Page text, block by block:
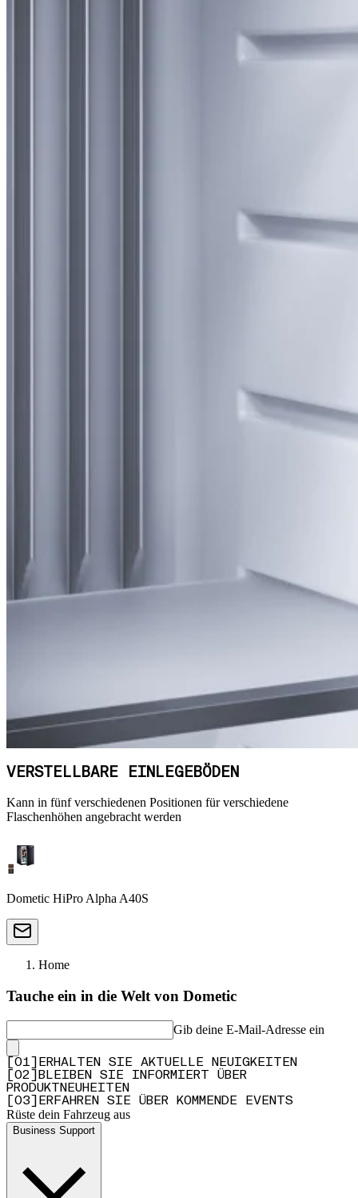
VERSTELLBARE EINLEGEBÖDEN
Kann in fünf verschiedenen Positionen für verschiedene
Flaschenhöhen angebracht werden
Dometic HiPro Alpha A40S
Home
Tauche ein in die Welt von Dometic
Gib deine E-Mail-Adresse ein
[01] ERHALTEN SIE AKTUELLE NEUIGKEITEN
[02] BLEIBEN SIE INFORMIERT ÜBER
PRODUKTNEUHEITEN
[03] ERFAHREN SIE ÜBER KOMMENDE EVENTS
Rüste dein Fahrzeug aus
Business Support